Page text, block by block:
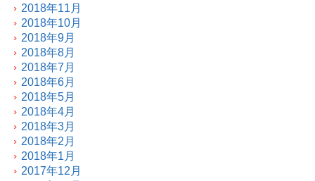
2018年11月
2018年10月
2018年9月
2018年8月
2018年7月
2018年6月
2018年5月
2018年4月
2018年3月
2018年2月
2018年1月
2017年12月